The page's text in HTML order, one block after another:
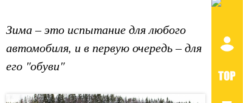
Зима – это испытание для любого
автомобиля, и в первую очередь – для
его "обуви"